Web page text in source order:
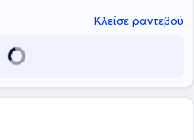
Κλείσε ραντεβού